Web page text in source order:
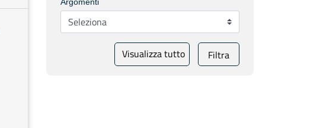
Argomenti
Visualizza tutto Filtra